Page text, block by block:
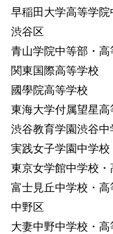
早稲田大学高等学
渋谷区
青山学院中等部・高
関東国際高等学校
國學院高等学校
東海大学付属望星高
渋谷教育学園渋谷
実践女子学園中学校
東京女学館中学校・
富士見丘中学校・高
中野区
大妻中野中学校・高